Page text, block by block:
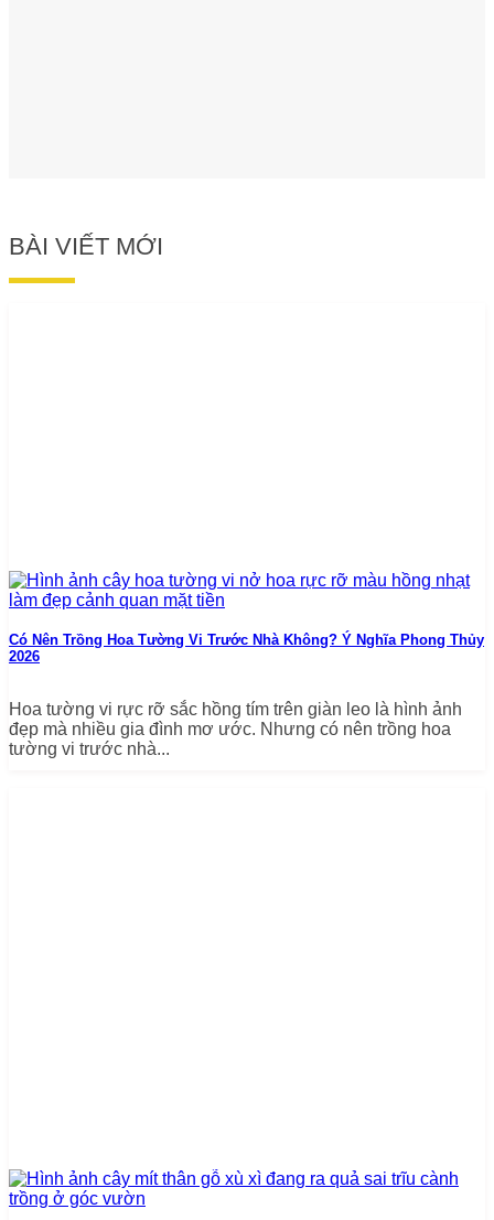
BÀI VIẾT MỚI
Có Nên Trồng Hoa Tường Vi Trước Nhà Không? Ý Nghĩa Phong Thủy
2026
Hoa tường vi rực rỡ sắc hồng tím trên giàn leo là hình ảnh
đẹp mà nhiều gia đình mơ ước. Nhưng có nên trồng hoa
tường vi trước nhà...